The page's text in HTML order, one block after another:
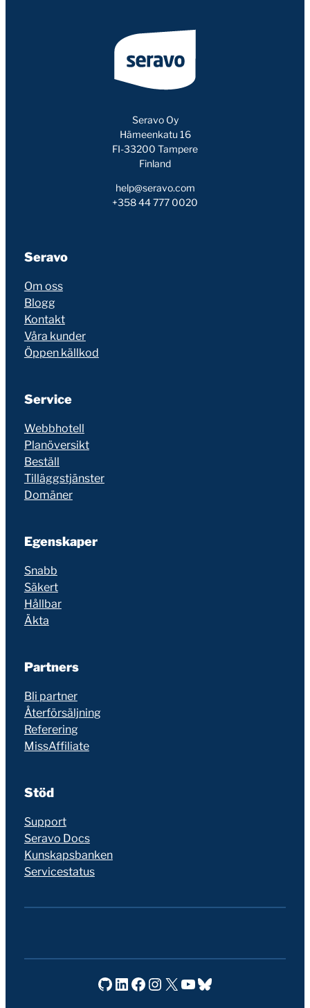
Seravo Oy
Hämeenkatu 16
FI-33200 Tampere
Finland
help@seravo.com
+358 44 777 0020
Seravo
Om oss
Blogg
Kontakt
Våra kunder
Öppen källkod
Service
Webbhotell
Planöversikt
Beställ
Tilläggstjänster
Domäner
Egenskaper
Snabb
Säkert
Hållbar
Äkta
Partners
Bli partner
Återförsäljning
Referering
MissAffiliate
Stöd
Support
Seravo Docs
Kunskapsbanken
Servicestatus
Seravo på GitHub
Seravo på LinkedIn
Seravo på Facebook
Seravo på Instagram
Seravo på X Seravo på YouTube
Bluesky